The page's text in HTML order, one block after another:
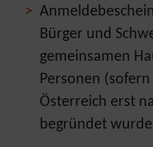
Bürger und
gemeinsamen
Personen
Österreich erst
begründet